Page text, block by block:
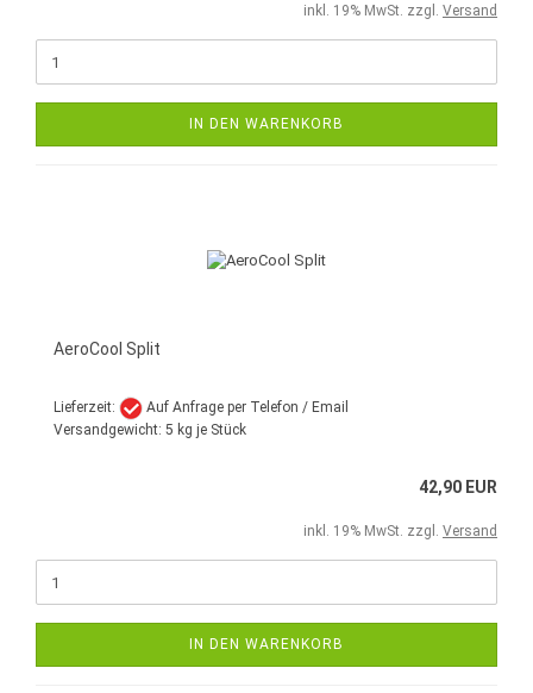
inkl. 19% MwSt. zzgl. Versand
IN DEN WARENKORB
AeroCool Split
Lieferzeit:
Auf Anfrage per Telefon / Email
Versandgewicht: 5 kg je Stück
42,90 EUR
inkl. 19% MwSt. zzgl. Versand
IN DEN WARENKORB